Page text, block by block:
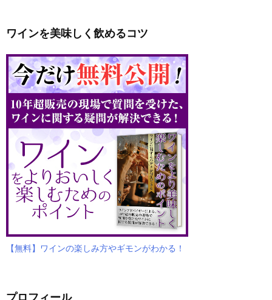
ワインを美味しく飲めるコツ
【無料】ワインの楽しみ方やギモンがわかる！
プロフィール